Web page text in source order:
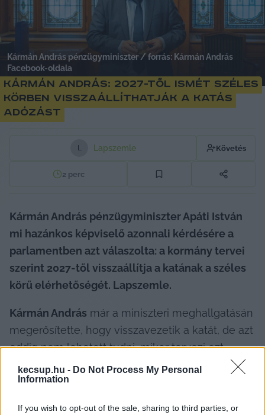
kecsup.hu - Do Not Process My Personal
Information
If you wish to opt-out of the sale, sharing to third parties, or
Kármán András pénzügyminiszter / forrás: Kármán András
Facebook-oldala
Kármán András: 2027-től ismét széles
körben visszaállíthatják a katás
adózást
L Lapszemle Követés
2 perc
Kármán András pénzügyminiszter Apáti István
mi hazánkos képviselő azonnali kérdésére a
parlamentben azt válaszolta: a kormány tervei
szerint 2027-től visszaállítja a katának a széles
körű elérhetőségét. Lapszemle.
Kármán András már a miniszteri meghallgatásán
megerősítette, hogy visszavezetik a katát, de azt
eddig nem lehetett tudni, mikor tervezi ezt
meglépni a Tisza-kormány - emlékeztet
cikkében a Telex